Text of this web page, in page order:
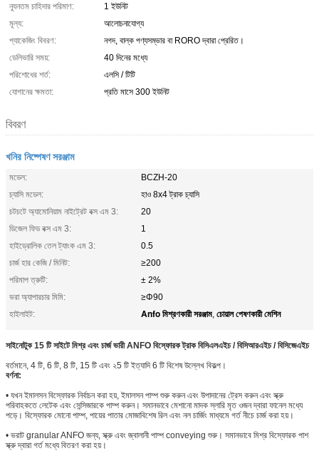
ন্যূনতম চাহিদার পরিমাণ:
1 ইউনিট
মূল্য:
আলোচনাযোগ্য
প্যাকেজিং বিবরণ:
নগদ, বাল্ক পণ্যসম্ভার বা RORO দ্বারা প্রেরিত।
ডেলিভারি সময়:
40 দিনের মধ্যে
পরিশোধের শর্ত:
এলসি / টিটি
যোগানের ক্ষমতা:
প্রতি মাসে 300 ইউনিট
বিবরণ
খনির নিষ্পেষণ সরঞ্জাম
মডেল:
BCZH-20
চ্যাসি মডেল:
হাও 8x4 ট্রাক চ্যাসি
চটচটে অ্যামোনিয়াম নাইট্রেট বক্স এম 3:
20
ডিজেল ফিড বক্স এম 3:
1
হাইড্রোলিক তেল ট্যাংক এম 3:
0.5
চার্জ হার কেজি / মিনিট:
≥200
পরিমাপ ত্রুটি:
± 2%
ভরা অ্যাপারচার মিমি:
≥Φ90
হাইলাইট:
Anfo মিশ্রণকারী সরঞ্জাম, চোয়াল পেষণকারী মেশিন
সাইনোটুক 15 টি সাইটে মিশ্র এবং চার্জ ভারী ANFO বিস্ফোরক ট্রাক বিসিএলএইচ / বিসিআরএইচ / বিসিজেএইচ
বর্তমানে, 4 টি, 6 টি, 8 টি, 15 টি এবং ২5 টি ইত্যাদি 6 টি বিশেষ উল্লেখ বিকল্প।
বর্ণনা:
• যখন ইমালসন বিস্ফোরক নির্বাচন করা হয়, ইমালসন পাম্প শুরু করুন এবং উপাদানের ট্রেস করুন এবং স্ক্রু
পরিবাহকতে লেটেক এবং সেন্সিজারকে পাম্প করুন। সমানভাবে মেশানো মাদক স্লারি মৃত ওজন দ্বারা ফানেল মধ্যে
পড়ে। বিস্ফোরক মোনো পাম্প, পায়ের পাতার মোজাবিশেষ রিল এবং নল চার্জিং মাধ্যমে গর্ত নীচে চার্জ করা হয়।
• ভরাট granular ANFO জন্য, স্ক্রু এবং জ্বালানী পাম্প conveying শুরু। সমানভাবে মিশ্র বিস্ফোরক পাশ
স্ক্রু দ্বারা গর্ত মধ্যে বিতরণ করা হয়।